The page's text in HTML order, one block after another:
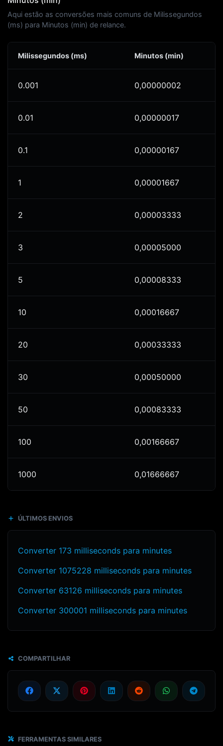
Aqui estão as conversões mais comuns de Milissegundos
(ms) para Minutos (min) de relance.
Milissegundos (ms) Minutos (min)
0.001 0,00000002
0.01 0,00000017
0.1 0,00000167
1 0,00001667
2 0,00003333
3 0,00005000
5 0,00008333
10 0,00016667
20 0,00033333
30 0,00050000
50 0,00083333
100 0,00166667
1000 0,01666667
ÚLTIMOS ENVIOS
Converter 173 milliseconds para minutes
Converter 1075228 milliseconds para minutes
Converter 63126 milliseconds para minutes
Converter 300001 milliseconds para minutes
COMPARTILHAR
FERRAMENTAS SIMILARES